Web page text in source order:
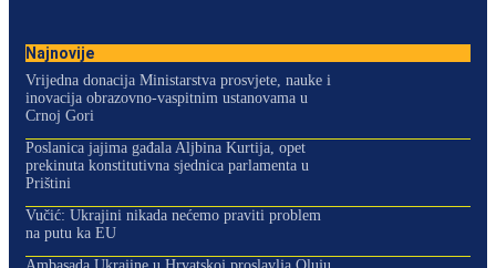
Najnovije
Vrijedna donacija Ministarstva prosvjete, nauke i
inovacija obrazovno-vaspitnim ustanovama u
Crnoj Gori
Poslanica jajima gađala Aljbina Kurtija, opet
prekinuta konstitutivna sjednica parlamenta u
Prištini
Vučić: Ukrajini nikada nećemo praviti problem
na putu ka EU